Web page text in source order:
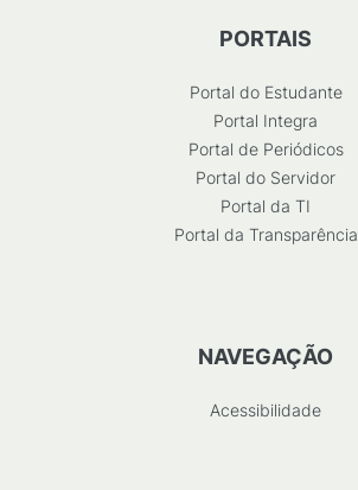
PORTAIS
Portal do Estudante
Portal Integra
Portal de Periódicos
Portal do Servidor
Portal da TI
Portal da Transparência
NAVEGAÇÃO
Acessibilidade